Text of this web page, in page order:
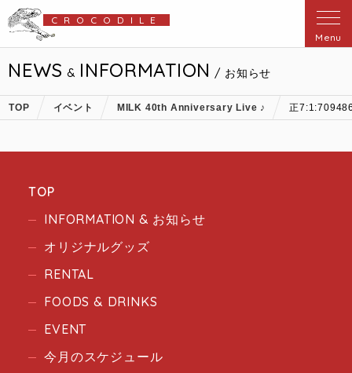
CROCODILE
Menu
NEWS & INFORMATION / お知らせ
TOP イベント MILK 40th Anniversary Live ♪ 正
TOP
INFORMATION & お知らせ
オリジナルグッズ
RENTAL
FOODS & DRINKS
EVENT
今月のスケジュール